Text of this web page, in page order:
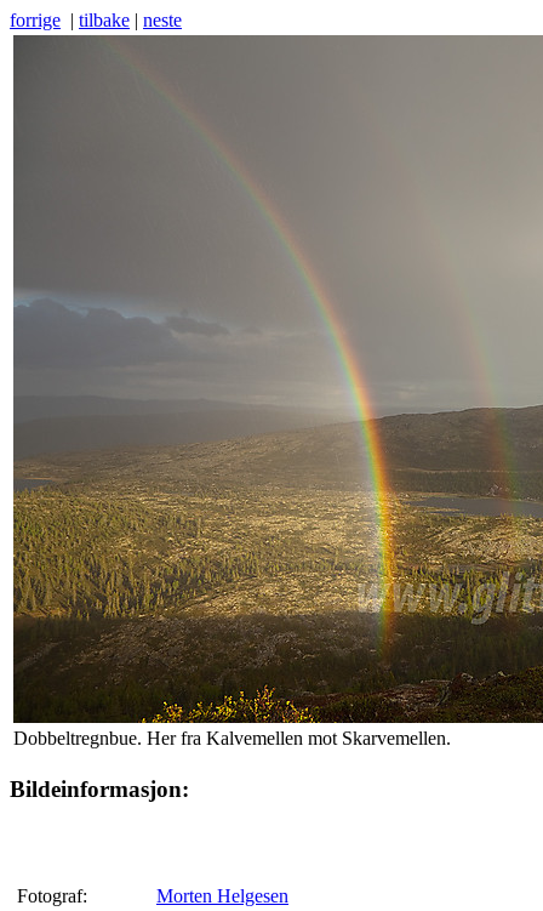
forrige | tilbake | neste
Dobbeltregnbue. Her fra Kalvemellen mot Skarvemellen.
Bildeinformasjon:
Fotograf:
Morten Helgesen